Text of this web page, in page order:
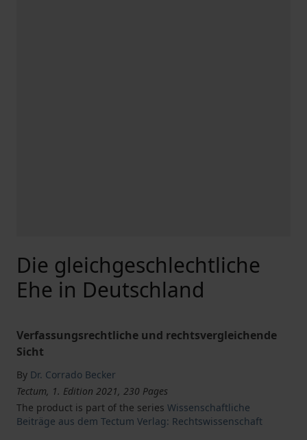
Die gleichgeschlechtliche
Ehe in Deutschland
Verfassungsrechtliche und rechtsvergleichende
Sicht
By Dr. Corrado Becker
Tectum, 1. Edition 2021, 230 Pages
The product is part of the series Wissenschaftliche
Beiträge aus dem Tectum Verlag: Rechtswissenschaft